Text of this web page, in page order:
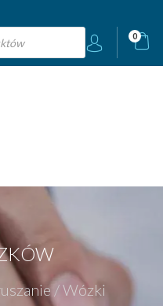
0
/Wózki